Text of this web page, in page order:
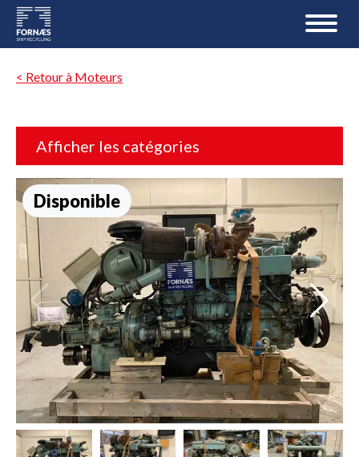
< Retour à Moteurs
Afficher les catégories
Disponible